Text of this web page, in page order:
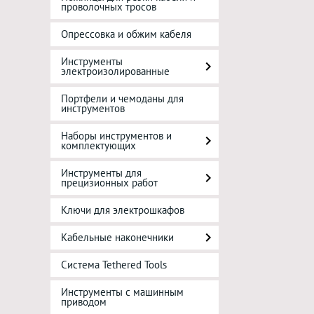
проволочных тросов
Опрессовка и обжим кабеля
Инструменты
электроизолированные
Портфели и чемоданы для
инструментов
Наборы инструментов и
комплектующих
Инструменты для
прецизионных работ
Ключи для электрошкафов
Кабельные наконечники
Система Tethered Tools
Инструменты с машинным
приводом